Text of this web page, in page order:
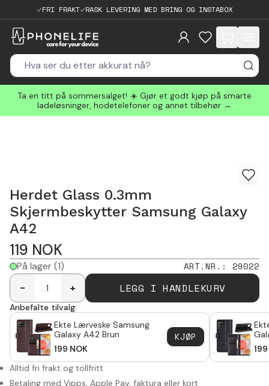
FRI FRAKT RASK LEVERING MED BRING OG INSTABOX
items in cart,
Ta en titt på sommersalget! ☀️ Gjør et godt kjøp på smarte
ladeløsninger, hodetelefoner og annet tilbehør →
Herdet Glass 0.3mm
Skjermbeskytter Samsung Galaxy
A42
119 NOK
På lager(1) ART.NR. : 29022
-
+ LEGG I HANDLEKURV
Anbefalte tilvalg:
Ekte Lærveske Samsung
Galaxy A42 Brun
199 NOK
KJØP
199
Alltid fri frakt og tollfritt
Betaling med Vipps, Apple Pay, faktura eller kort